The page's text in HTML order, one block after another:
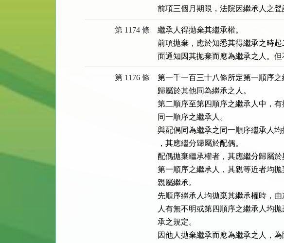
前項三個月期限，法院因繼承人之聲
第 1174 條
繼承人得拋棄其繼承權。
前項拋棄，應於知悉其得繼承之時
面通知因其拋棄而應為繼承之人。但
第 1176 條
第一千一百三十八條所定第一順序
歸屬於其他同為繼承之人。
第二順序至第四順序之繼承人中，
同一順序之繼承人。
與配偶同為繼承之同一順序繼承人
，其應繼分歸屬於配偶。
配偶拋棄繼承權者，其應繼分歸屬於
第一順序之繼承人，其親等近者均
親屬繼承。
先順序繼承人均拋棄其繼承權時，
人有無不明或第四順序之繼承人均
承之規定。
因他人拋棄繼承而應為繼承之人，